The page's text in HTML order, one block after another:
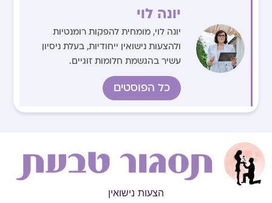
יונה לוי
יונה לוי, מומחית להפקות רומנטיות
ולהצעות נישואין ייחודיות, בעלת ניסיון
עשיר בהגשמת חלומות זוגיים.
כל הפוסטים
הצעות נישואין